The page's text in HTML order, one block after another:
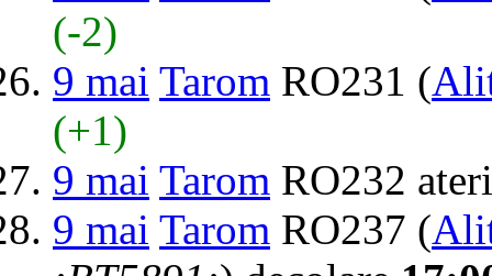
(-2)
9 mai Tarom RO231 (
(+1)
9 mai Tarom RO232
9 mai Tarom RO237 (